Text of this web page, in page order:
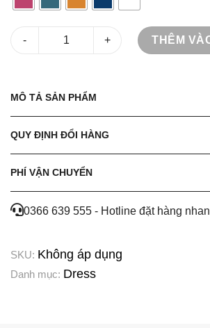
Váy babydoll hoa sát nách số lượng
THÊM
MÔ TẢ SẢN PHẨM
QUY ĐỊNH ĐỔI HÀNG
PHÍ VẬN CHUYỂN
0366 639 555 - Hotline đặt hàng
SKU: Không áp dụng
Danh mục: Dress